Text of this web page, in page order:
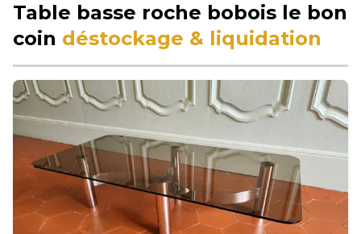
Table basse roche bobois le bon
coin déstockage & liquidation